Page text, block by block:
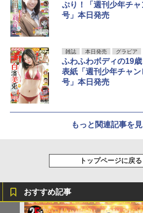
ぷり！「週刊少年チ
号」本日発売
雑誌 本日発売 グラビア
ふわふわボディの19
表紙「週刊少年チャ
号」本日発売
もっと関連記事を
トップページに戻る
おすすめ記事